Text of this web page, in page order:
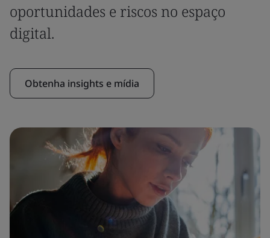
oportunidades e riscos no espaço
digital.
Obtenha insights e mídia